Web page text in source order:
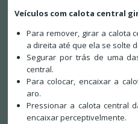
Veículos com calota central
Para remover, girar a calota
a direita até que ela se solte
Segurar por trás de uma
central.
Para colocar, encaixar a
aro.
Pressionar a calota central
encaixar perceptivelmente.